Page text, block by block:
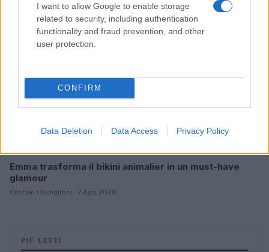
I want to allow Google to enable storage
related to security, including authentication
functionality and fraud prevention, and other
user protection.
CONFIRM
Data Deletion Data Access Privacy Policy
Emma trasforma il bikini animalier in un must-have
glamour
Cristian Castiglioni · 7 Ago 2026
PIÙ LETTI